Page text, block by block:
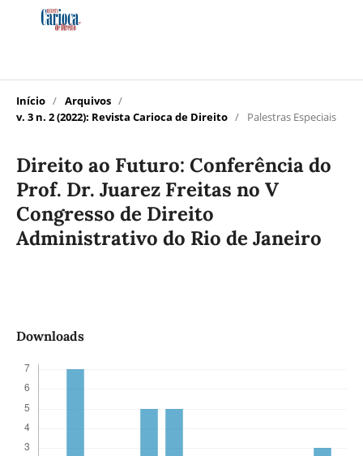
Início / Arquivos /
v. 3 n. 2 (2022): Revista Carioca de Direito / Palestras Especiais
Direito ao Futuro: Conferência do
Prof. Dr. Juarez Freitas no V
Congresso de Direito
Administrativo do Rio de Janeiro
Downloads